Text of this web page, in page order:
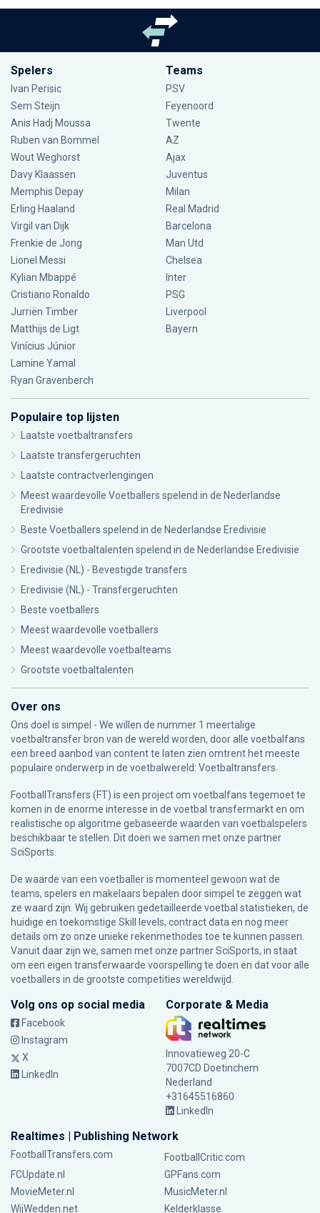
Spelers
Ivan Perisic
Sem Steijn
Anis Hadj Moussa
Ruben van Bommel
Wout Weghorst
Davy Klaassen
Memphis Depay
Erling Haaland
Virgil van Dijk
Frenkie de Jong
Lionel Messi
Kylian Mbappé
Cristiano Ronaldo
Jurriën Timber
Matthijs de Ligt
Vinícius Júnior
Lamine Yamal
Ryan Gravenberch
Teams
PSV
Feyenoord
Twente
AZ
Ajax
Juventus
Milan
Real Madrid
Barcelona
Man Utd
Chelsea
Inter
PSG
Liverpool
Bayern
Populaire top lijsten
Laatste voetbaltransfers
Laatste transfergeruchten
Laatste contractverlengingen
Meest waardevolle Voetballers spelend in de Nederlandse
Eredivisie
Beste Voetballers spelend in de Nederlandse Eredivisie
Grootste voetbaltalenten spelend in de Nederlandse Eredivisie
Eredivisie (NL) - Bevestigde transfers
Eredivisie (NL) - Transfergeruchten
Beste voetballers
Meest waardevolle voetballers
Meest waardevolle voetbalteams
Grootste voetbaltalenten
Over ons
Ons doel is simpel - We willen de nummer 1 meertalige
voetbaltransfer bron van de wereld worden, door alle voetbalfans
een breed aanbod van content te laten zien omtrent het meeste
populaire onderwerp in de voetbalwereld: Voetbaltransfers.
FootballTransfers (FT) is een project om voetbalfans tegemoet te
komen in de enorme interesse in de voetbal transfermarkt en om
realistische op algoritme gebaseerde waarden van voetbalspelers
beschikbaar te stellen. Dit doen we samen met onze partner
SciSports
De waarde van een voetballer is momenteel gewoon wat de
teams, spelers en makelaars bepalen door simpel te zeggen wat
ze waard zijn. Wij gebruiken gedetailleerde voetbal statistieken, de
huidige en toekomstige Skill levels, contract data en nog meer
details om zo onze unieke rekenmethodes toe te kunnen passen.
Vanuit daar zijn we, samen met onze partner SciSports, in staat
om een eigen transferwaarde voorspelling te doen en dat voor alle
voetballers in de grootste competities wereldwijd.
Volg ons op social media
Facebook
Instagram
X
LinkedIn
Corporate & Media
Innovatieweg 20-C
7007CD Doetinchem
Nederland
+31645516860
LinkedIn
Realtimes | Publishing Network
FootballTransfers.com
FootballCritic.com
FCUpdate.nl
GPFans.com
MovieMeter.nl
MusicMeter.nl
WijWedden.net
Kelderklasse